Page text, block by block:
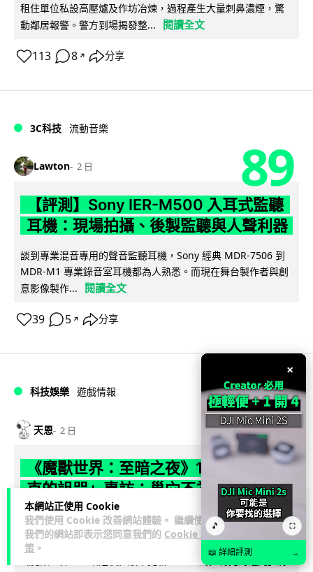
本網站正使用 Cookie
我們使用 Cookie 改善網站體驗。 繼續使用
我們的網站即表示您同意我們的 Cookie 政
策 。
租住單位私設高壓爐及作坊冶煉，過程產生大量刺鼻濃煙，驚
動鄰居報警。警方到場揭發整...
閱讀全文
113 8 ↗ 分享
3C科技 流動音樂
Lawton 2 日 89
【評測】Sony IER-M500 入耳式監聽
耳機：現場拍攝、後製監聽與人聲利器
談到專業混音專用的聲音監聽耳機，Sony 經典 MDR-7506 到
MDR-M1 專業錄音室耳機都為人熟悉。而現在舞台製作者與創
意影像製作...
閱讀全文
39 5 ↗ 分享
科技娛樂 遊戲情報
天恩 2 日
《魔獸世界：至暗之夜》12.1 「烏拉特
克的詛咒」專訪：巢穴不為提高世界首
領門檻而設 《諸王之眠》縮短約 10 分
鐘
《魔獸世界：至暗之夜》版本更新 12.1「烏拉特克的詛咒」將
×
🎵 ⛶
📖 詳細評測 →